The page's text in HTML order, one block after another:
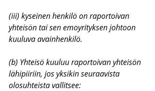
(iii) kyseinen henkilö on raportoivan
yhteisön tai sen emoyrityksen johtoon
kuuluva avainhenkilö.
(b) Yhteisö kuuluu raportoivan yhteisön
lähipiiriin, jos yksikin seuraavista
olosuhteista vallitsee: